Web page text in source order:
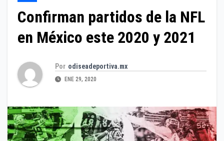
Confirman partidos de la NFL
en México este 2020 y 2021
Por odiseadeportiva.mx
ENE 29, 2020